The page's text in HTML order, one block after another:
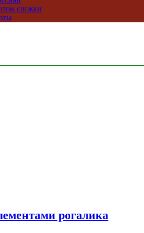
слежки
рогалика